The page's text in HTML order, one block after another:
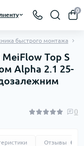
0
быстрого монтажа
MeiFlow Top S
Alpha 2.1 25-
0
Отзывы